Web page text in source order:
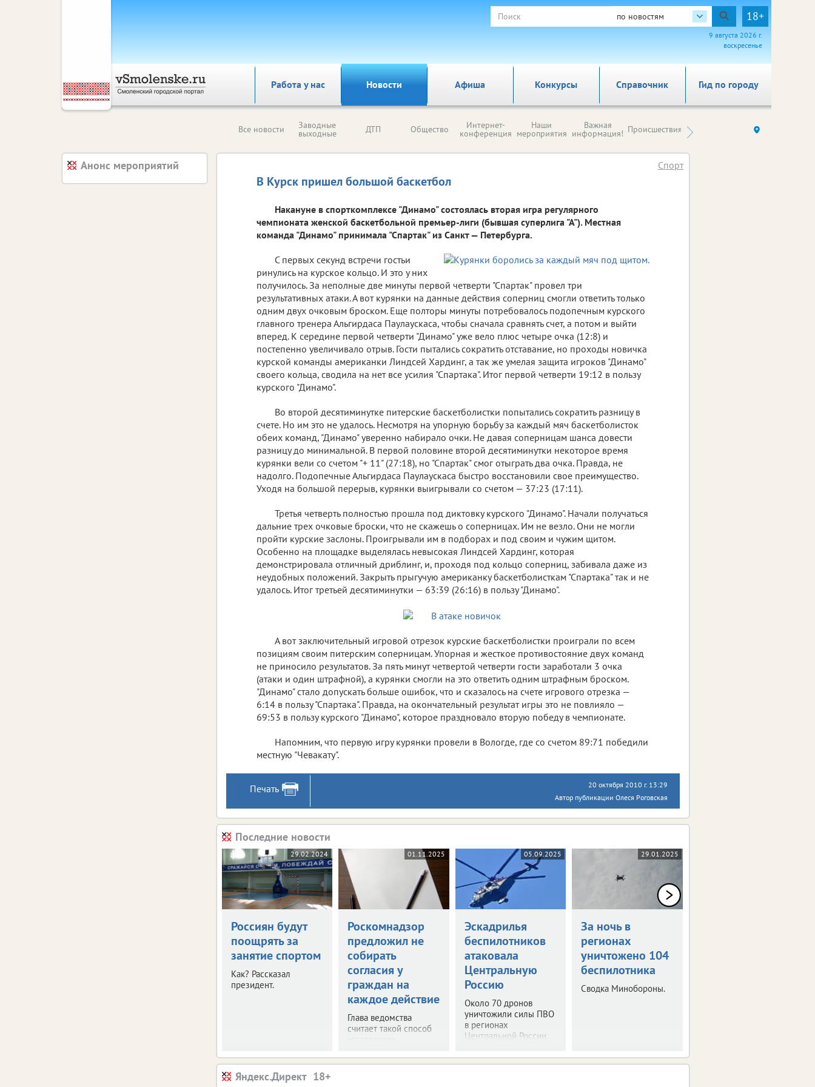
по новостям 18+
9 августа 2026 г.
воскресенье
Работа у нас Новости Афиша Справочник Гид по городу
Конкурсы
Все новости Заводные
выходные ДТП Общество Интернет-
конференция
Наши
мероприятия
Важная
информация! Происшествия Здоровье компаний (на
В Курск пришел большой баскетбол
Спорт
Накануне в спорткомплексе "Динамо" состоялась вторая игра регулярного
чемпионата женской баскетбольной премьер-лиги (бывшая суперлига "А"). Местная
команда "Динамо" принимала "Спартак" из Санкт — Петербурга.
С первых секунд встречи гостьи
ринулись на курское кольцо. И это у них
получилось. За неполные две минуты первой четверти "Спартак" провел три
результативных атаки. А вот курянки на данные действия соперниц смогли ответить только
одним двух очковым броском. Еще полторы минуты потребовалось подопечным курского
главного тренера Альгирдаса Паулаускаса, чтобы сначала сравнять счет, а потом и выйти
вперед. К середине первой четверти "Динамо" уже вело плюс четыре очка (12:8) и
постепенно увеличивало отрыв. Гости пытались сократить отставание, но проходы новичка
курской команды американки Линдсей Хардинг, а так же умелая защита игроков "Динамо"
своего кольца, сводила на нет все усилия "Спартака". Итог первой четверти 19:12 в пользу
курского "Динамо".
Во второй десятиминутке питерские баскетболистки попытались сократить разницу в
счете. Но им это не удалось. Несмотря на упорную борьбу за каждый мяч баскетболисток
обеих команд, "Динамо" уверенно набирало очки. Не давая соперницам шанса довести
разницу до минимальной. В первой половине второй десятиминутки некоторое время
курянки вели со счетом "+ 11" (27:18), но "Спартак" смог отыграть два очка. Правда, не
надолго. Подопечные Альгирдаса Паулаускаса быстро восстановили свое преимущество.
Уходя на большой перерыв, курянки выигрывали со счетом — 37:23 (17:11).
Третья четверть полностью прошла под диктовку курского "Динамо". Начали получаться
дальние трех очковые броски, что не скажешь о соперницах. Им не везло. Они не могли
пройти курские заслоны. Проигрывали им в подборах и под своим и чужим щитом.
Особенно на площадке выделялась невысокая Линдсей Хардинг, которая
демонстрировала отличный дриблинг, и, проходя под кольцо соперниц, забивала даже из
неудобных положений. Закрыть прыгучую американку баскетболисткам "Спартака" так и не
удалось. Итог третьей десятиминутки — 63:39 (26:16) в пользу "Динамо".
А вот заключительный игровой отрезок курские баскетболистки проиграли по всем
позициям своим питерским соперницам. Упорная и жесткое противостояние двух команд
не приносило результатов. За пять минут четвертой четверти гости заработали 3 очка
(атаки и один штрафной), а курянки смогли на это ответить одним штрафным броском.
"Динамо" стало допускать больше ошибок, что и сказалось на счете игрового отрезка —
6:14 в пользу "Спартака". Правда, на окончательный результат игры это не повлияло —
69:53 в пользу курского "Динамо", которое праздновало вторую победу в чемпионате.
Напомним, что первую игру курянки провели в Вологде, где со счетом 89:71 победили
местную "Чевакату".
Печать
20 октября 2010 г. 13:29
Автор публикации Олеся Роговская
Последние новости
29.02.2024
Россиян будут
поощрять за
занятие спортом
Как? Рассказал
президент.
01.11.2025
Роскомнадзор
предложил не
собирать
согласия у
граждан на
каждое действие
Глава ведомства
считает такой способ
05.09.2025
Эскадрилья
беспилотников
атаковала
Центральную
Россию
Около 70 дронов
уничтожили силы ПВО
в регионах
Центральной России.
29.01.2025
За ночь в
регионах
уничтожено 104
беспилотника
Сводка Минобороны.
Яндекс.Директ
Анонс мероприятий